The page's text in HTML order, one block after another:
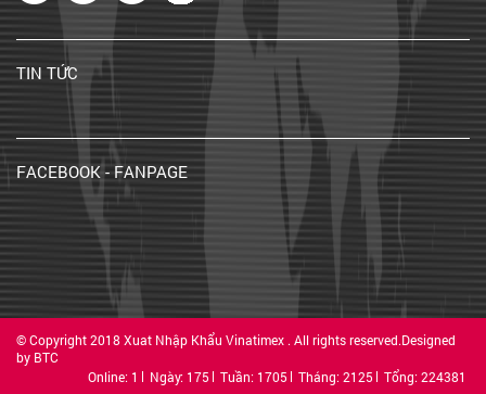
TIN TỨC
FACEBOOK - FANPAGE
© Copyright 2018 Xuat Nhập Khẩu Vinatimex . All rights reserved.Designed
by BTC
Online: 1
Ngày: 175 Tuần: 1705 Tháng: 2125 Tổng: 224381